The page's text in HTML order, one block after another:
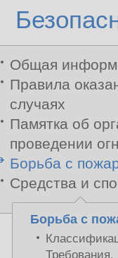
Общая
Правила
случаях
Памятка об
проведении
Борьба с
Средства и
Борьба с